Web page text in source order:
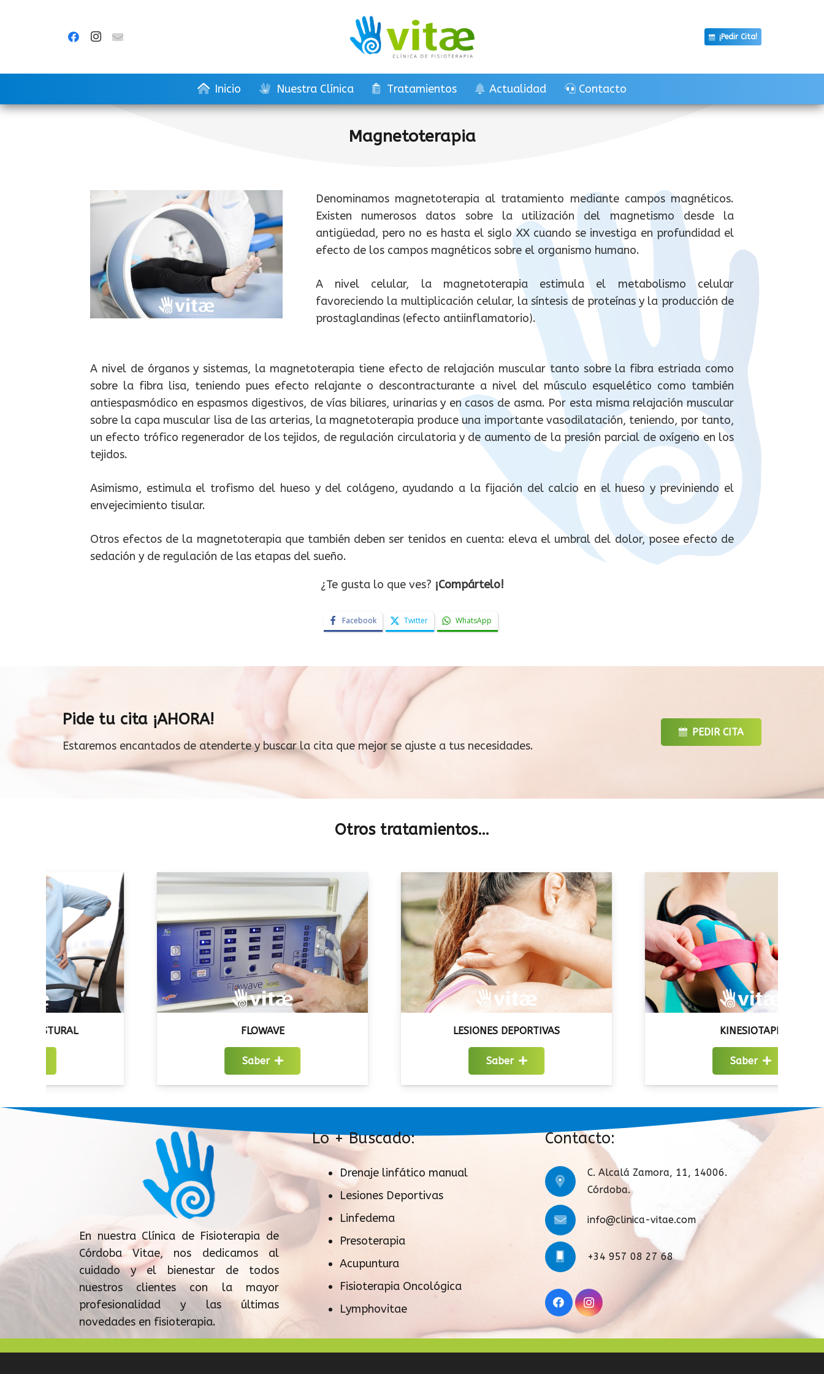
¡Pedir Cita!
Inicio Nuestra Clínica Tratamientos Actualidad Contacto
Magnetoterapia
Denominamos magnetoterapia al tratamiento mediante campos magnéticos.
Existen numerosos datos sobre la utilización del magnetismo desde la
antigüedad, pero no es hasta el siglo XX cuando se investiga en profundidad el
efecto de los campos magnéticos sobre el organismo humano.
A nivel celular, la magnetoterapia estimula el metabolismo celular
favoreciendo la multiplicación celular, la síntesis de proteínas y la producción de
prostaglandinas (efecto antiinflamatorio).
A nivel de órganos y sistemas, la magnetoterapia tiene efecto de relajación muscular tanto sobre la fibra estriada como
sobre la fibra lisa, teniendo pues efecto relajante o descontracturante a nivel del músculo esquelético como también
antiespasmódico en espasmos digestivos, de vías biliares, urinarias y en casos de asma. Por esta misma relajación muscular
sobre la capa muscular lisa de las arterias, la magnetoterapia produce una importante vasodilatación, teniendo, por tanto,
un efecto trófico regenerador de los tejidos, de regulación circulatoria y de aumento de la presión parcial de oxígeno en los
tejidos.
Asimismo, estimula el trofismo del hueso y del colágeno, ayudando a la fijación del calcio en el hueso y previniendo el
envejecimiento tisular.
Otros efectos de la magnetoterapia que también deben ser tenidos en cuenta: eleva el umbral del dolor, posee efecto de
sedación y de regulación de las etapas del sueño.
¿Te gusta lo que ves? ¡Compártelo!
Facebook Twitter WhatsApp
Pide tu cita ¡AHORA!
Estaremos encantados de atenderte y buscar la cita que mejor se ajuste a tus necesidades.
PEDIR CITA
Otros tratamientos…
LESIONES DEPORTIVAS
En nuestra Clínica de Fisioterapia de
Córdoba Vitae, nos dedicamos al
cuidado y el bienestar de todos
nuestros clientes con la mayor
profesionalidad y las últimas
novedades en fisioterapia.
Lo + Buscado:
Drenaje linfático manual
Lesiones Deportivas
Linfedema
Presoterapia
Acupuntura
Fisioterapia Oncológica
Lymphovitae
Contacto:
C. Alcalá Zamora, 11, 14006.
Córdoba.
info@clinica-vitae.com
+34 957 08 27 68